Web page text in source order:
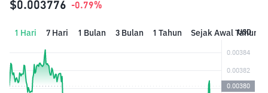
$0.003776 -0.79%
1 Hari 7 Hari 1 Bulan 3 Bulan 1 Tahun Sejak Awal Tahun
USD